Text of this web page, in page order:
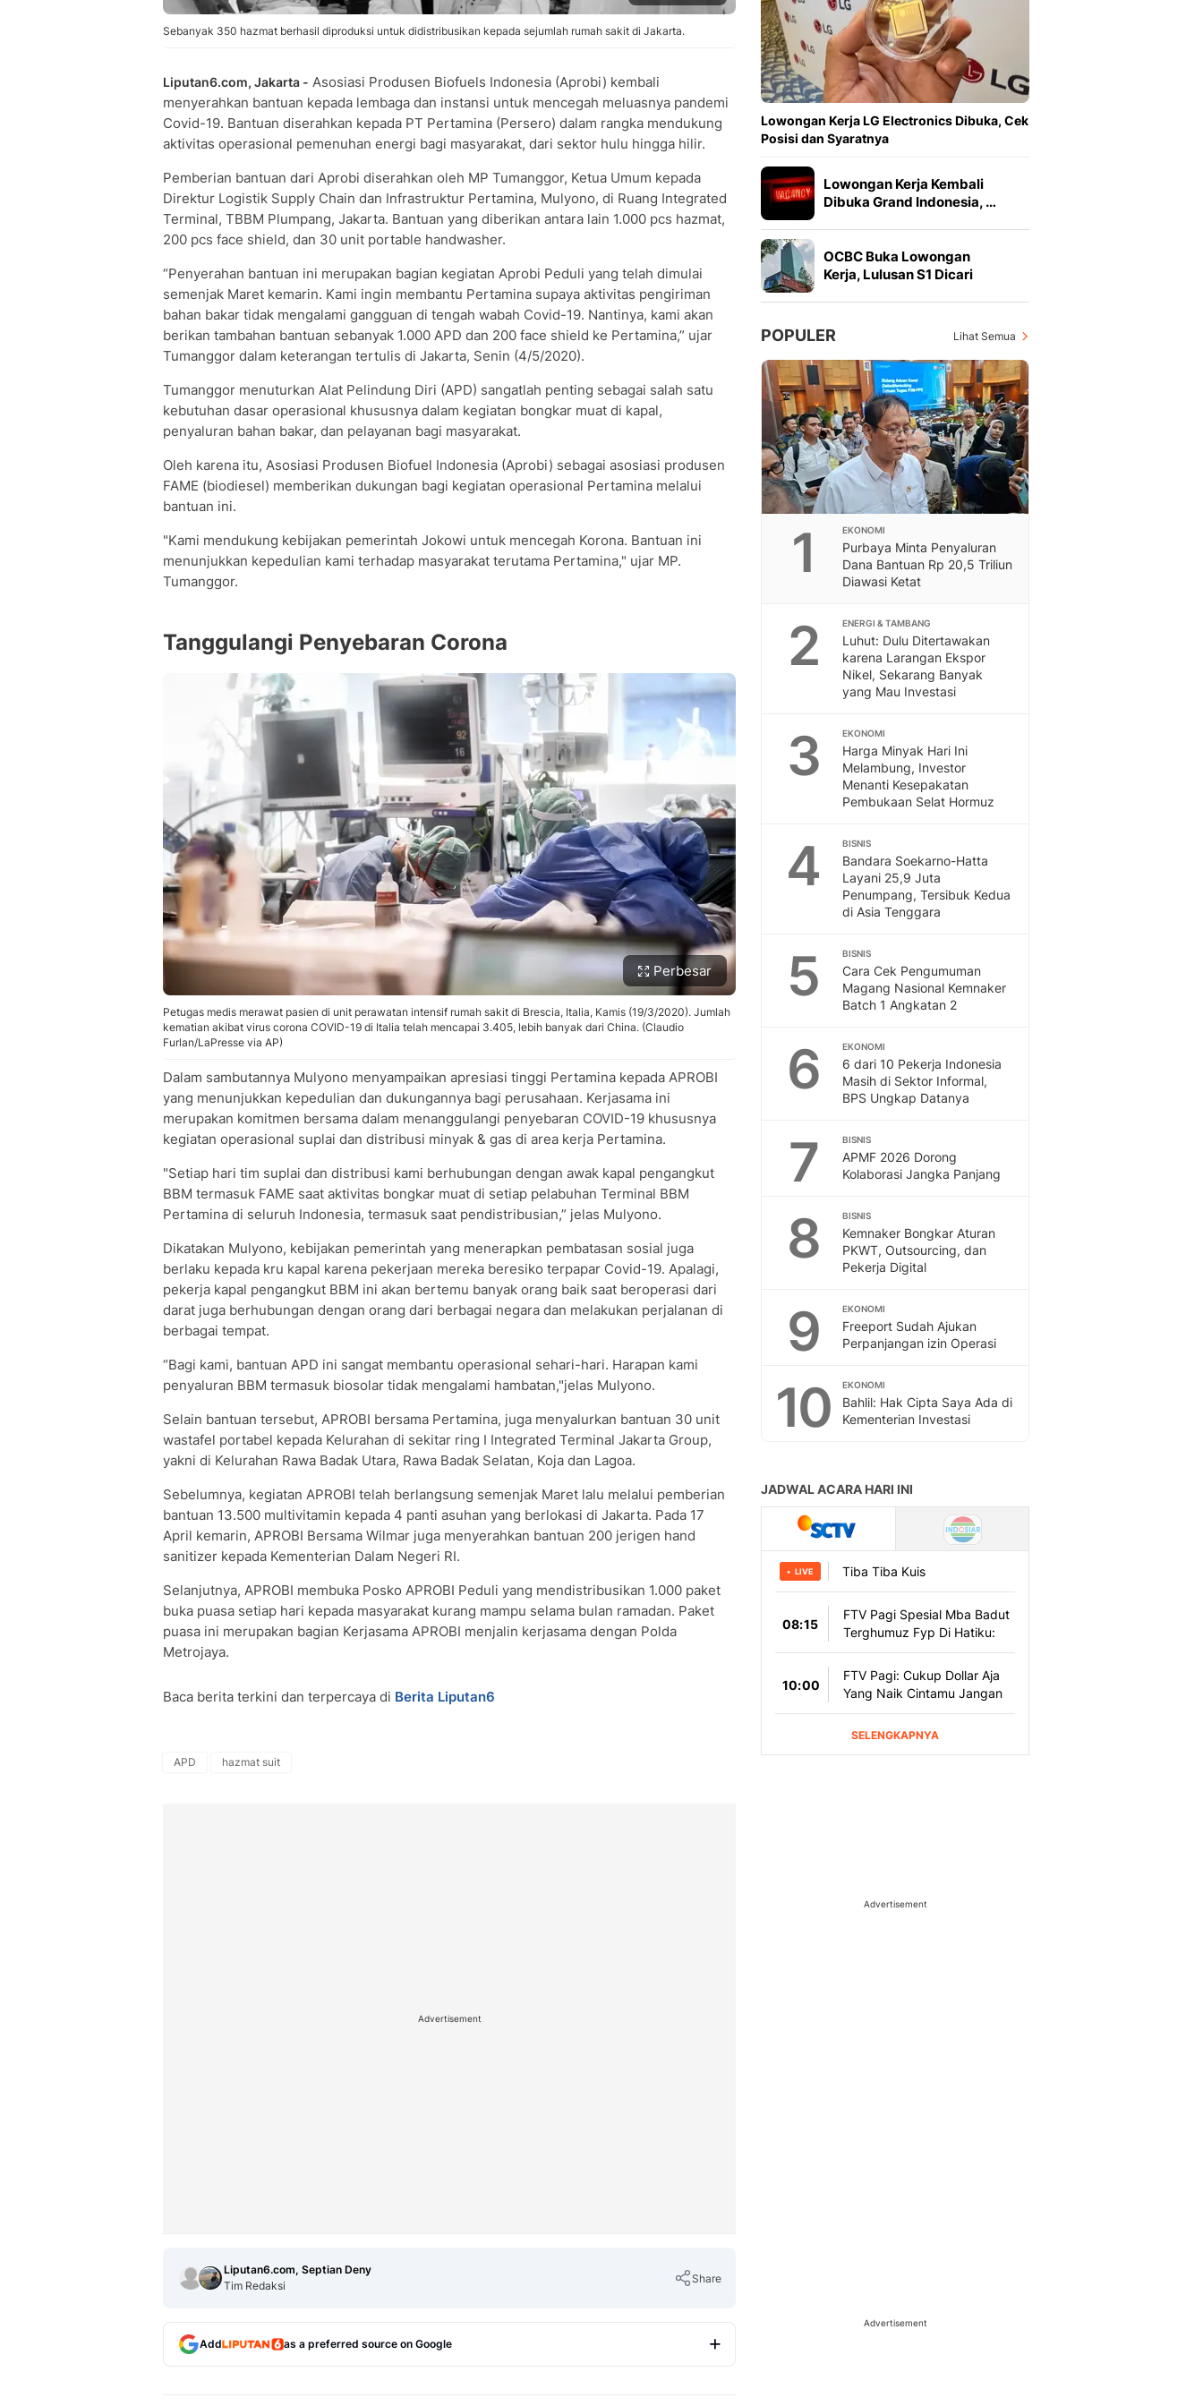
Sebanyak 350 hazmat berhasil diproduksi untuk didistribusikan kepada sejumlah rumah sakit di Jakarta.
Liputan6.com, Jakarta - Asosiasi Produsen Biofuels Indonesia (Aprobi) kembali
menyerahkan bantuan kepada lembaga dan instansi untuk mencegah meluasnya pandemi
Covid-19. Bantuan diserahkan kepada PT Pertamina (Persero) dalam rangka mendukung
aktivitas operasional pemenuhan energi bagi masyarakat, dari sektor hulu hingga hilir.
Pemberian bantuan dari Aprobi diserahkan oleh MP Tumanggor, Ketua Umum kepada
Direktur Logistik Supply Chain dan Infrastruktur Pertamina, Mulyono, di Ruang Integrated
Terminal, TBBM Plumpang, Jakarta. Bantuan yang diberikan antara lain 1.000 pcs hazmat,
200 pcs face shield, dan 30 unit portable handwasher.
“Penyerahan bantuan ini merupakan bagian kegiatan Aprobi Peduli yang telah dimulai
semenjak Maret kemarin. Kami ingin membantu Pertamina supaya aktivitas pengiriman
bahan bakar tidak mengalami gangguan di tengah wabah Covid-19. Nantinya, kami akan
berikan tambahan bantuan sebanyak 1.000 APD dan 200 face shield ke Pertamina,” ujar
Tumanggor dalam keterangan tertulis di Jakarta, Senin (4/5/2020).
Tumanggor menuturkan Alat Pelindung Diri (APD) sangatlah penting sebagai salah satu
kebutuhan dasar operasional khususnya dalam kegiatan bongkar muat di kapal,
penyaluran bahan bakar, dan pelayanan bagi masyarakat.
Oleh karena itu, Asosiasi Produsen Biofuel Indonesia (Aprobi) sebagai asosiasi produsen
FAME (biodiesel) memberikan dukungan bagi kegiatan operasional Pertamina melalui
bantuan ini.
"Kami mendukung kebijakan pemerintah Jokowi untuk mencegah Korona. Bantuan ini
menunjukkan kepedulian kami terhadap masyarakat terutama Pertamina," ujar MP.
Tumanggor.
Tanggulangi Penyebaran Corona
Perbesar
Petugas medis merawat pasien di unit perawatan intensif rumah sakit di Brescia, Italia, Kamis (19/3/2020). Jumlah
kematian akibat virus corona COVID-19 di Italia telah mencapai 3.405, lebih banyak dari China. (Claudio
Furlan/LaPresse via AP)
Dalam sambutannya Mulyono menyampaikan apresiasi tinggi Pertamina kepada APROBI
yang menunjukkan kepedulian dan dukungannya bagi perusahaan. Kerjasama ini
merupakan komitmen bersama dalam menanggulangi penyebaran COVID-19 khususnya
kegiatan operasional suplai dan distribusi minyak & gas di area kerja Pertamina.
"Setiap hari tim suplai dan distribusi kami berhubungan dengan awak kapal pengangkut
BBM termasuk FAME saat aktivitas bongkar muat di setiap pelabuhan Terminal BBM
Pertamina di seluruh Indonesia, termasuk saat pendistribusian,” jelas Mulyono.
Dikatakan Mulyono, kebijakan pemerintah yang menerapkan pembatasan sosial juga
berlaku kepada kru kapal karena pekerjaan mereka beresiko terpapar Covid-19. Apalagi,
pekerja kapal pengangkut BBM ini akan bertemu banyak orang baik saat beroperasi dari
darat juga berhubungan dengan orang dari berbagai negara dan melakukan perjalanan di
berbagai tempat.
“Bagi kami, bantuan APD ini sangat membantu operasional sehari-hari. Harapan kami
penyaluran BBM termasuk biosolar tidak mengalami hambatan,"jelas Mulyono.
Selain bantuan tersebut, APROBI bersama Pertamina, juga menyalurkan bantuan 30 unit
wastafel portabel kepada Kelurahan di sekitar ring I Integrated Terminal Jakarta Group,
yakni di Kelurahan Rawa Badak Utara, Rawa Badak Selatan, Koja dan Lagoa.
Sebelumnya, kegiatan APROBI telah berlangsung semenjak Maret lalu melalui pemberian
bantuan 13.500 multivitamin kepada 4 panti asuhan yang berlokasi di Jakarta. Pada 17
April kemarin, APROBI Bersama Wilmar juga menyerahkan bantuan 200 jerigen hand
sanitizer kepada Kementerian Dalam Negeri RI.
Selanjutnya, APROBI membuka Posko APROBI Peduli yang mendistribusikan 1.000 paket
buka puasa setiap hari kepada masyarakat kurang mampu selama bulan ramadan. Paket
puasa ini merupakan bagian Kerjasama APROBI menjalin kerjasama dengan Polda
Metrojaya.
Baca berita terkini dan terpercaya di Berita Liputan6
APD hazmat suit
Advertisement
Liputan6.com, Septian Deny
Tim Redaksi
Share
Add as a preferred source on Google
Lowongan Kerja LG Electronics Dibuka, Cek
Posisi dan Syaratnya
Lowongan Kerja Kembali
Dibuka Grand Indonesia, …
OCBC Buka Lowongan
Kerja, Lulusan S1 Dicari
POPULER Lihat Semua
1 EKONOMI
Purbaya Minta Penyaluran
Dana Bantuan Rp 20,5 Triliun
Diawasi Ketat
2 ENERGI & TAMBANG
Luhut: Dulu Ditertawakan
karena Larangan Ekspor
Nikel, Sekarang Banyak
yang Mau Investasi
3 EKONOMI
Harga Minyak Hari Ini
Melambung, Investor
Menanti Kesepakatan
Pembukaan Selat Hormuz
4 BISNIS
Bandara Soekarno-Hatta
Layani 25,9 Juta
Penumpang, Tersibuk Kedua
di Asia Tenggara
5 BISNIS
Cara Cek Pengumuman
Magang Nasional Kemnaker
Batch 1 Angkatan 2
6 EKONOMI
6 dari 10 Pekerja Indonesia
Masih di Sektor Informal,
BPS Ungkap Datanya
7 BISNIS
APMF 2026 Dorong
Kolaborasi Jangka Panjang
8 BISNIS
Kemnaker Bongkar Aturan
PKWT, Outsourcing, dan
Pekerja Digital
9 EKONOMI
Freeport Sudah Ajukan
Perpanjangan izin Operasi
10 EKONOMI
Bahlil: Hak Cipta Saya Ada di
Kementerian Investasi
Advertisement
Advertisement